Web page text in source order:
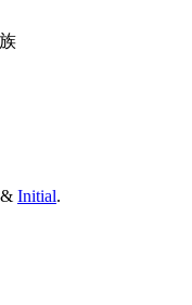
& Initial.